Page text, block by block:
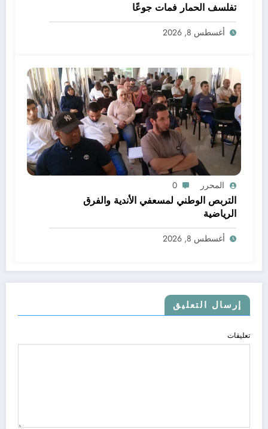
تفلسف الحمار فمات جوعًا
أغسطس 8, 2026
المحرر 0
التربص الوطني لمسعفي الأندية والفرق
الرياضية
أغسطس 8, 2026
إرسال التعليق
تعليقات